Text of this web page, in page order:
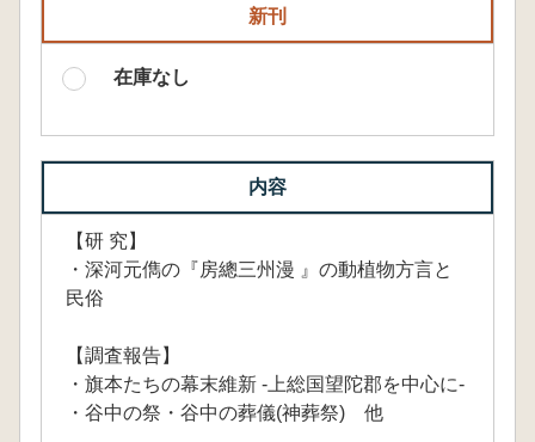
新刊
在庫なし
内容
【研 究】
・深河元儁の『房總三州漫 』の動植物方言と
民俗
【調査報告】
・旗本たちの幕末維新 -上総国望陀郡を中心に-
・谷中の祭・谷中の葬儀(神葬祭) 他